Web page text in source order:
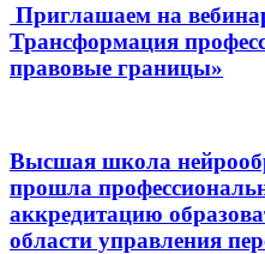
Приглашаем на
Трансформация
правовые границы»
Высшая школа
прошла
аккредитацию
области управления